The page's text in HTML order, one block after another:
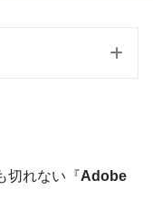
切れない『Adobe